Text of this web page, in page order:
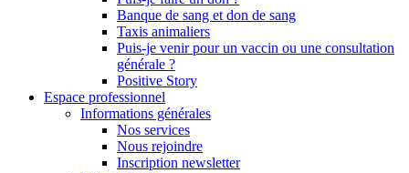
Banque de sang et don de sang
Taxis animaliers
Puis-je venir pour un vaccin ou une consultation
générale ?
Positive Story
Espace professionnel
Informations générales
Nos services
Nous rejoindre
Inscription newsletter